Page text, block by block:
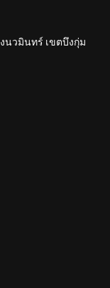
นวมินทร์ เขตบึงกุ่ม